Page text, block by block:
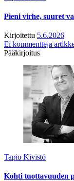
Pieni virhe, suuret
Kirjoitettu 5.6.2026
Ei kommentteja
Pääkirjoitus
Tapio Kivistö
Kohti tuottavuuden